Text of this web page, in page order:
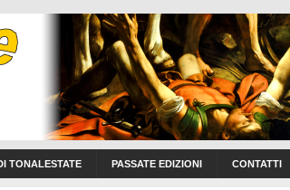
TONALESTATE PASSATE EDIZIONI CONTATTI